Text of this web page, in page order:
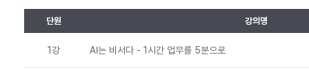
단원 강의명
1강 AI는 비서다 - 1시간 업무를 5분으로